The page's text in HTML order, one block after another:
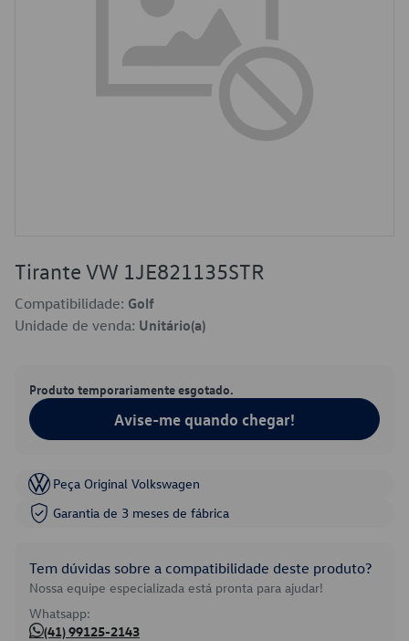
Tirante VW 1JE821135STR
Compatibilidade: Golf
Unidade de venda: Unitário(a)
Produto temporariamente esgotado.
Avise-me quando chegar!
Peça Original Volkswagen
Garantia de 3 meses de fábrica
Tem dúvidas sobre a compatibilidade deste produto?
Nossa equipe especializada está pronta para ajudar!
Whatsapp:
(41) 99125-2143